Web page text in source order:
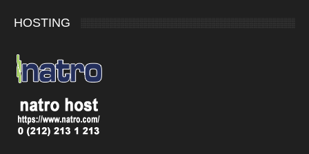
HOSTING